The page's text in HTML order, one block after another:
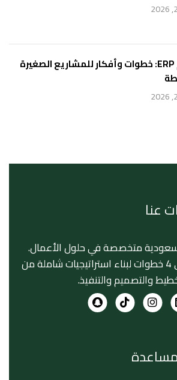
بناء نظام ERP: خطوات وأفكار للمشاريع الصغيرة
عنا
سعودية متخصصة في حلول الأعمال.
ننسق المشاريع في 4 خطوات لبناء استراتيجيات شاملة من
والتصميم والتنفيذ.